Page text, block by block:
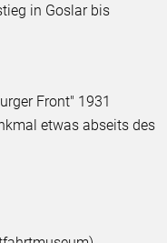
in Goslar bis
Front" 1931
etwas abseits des